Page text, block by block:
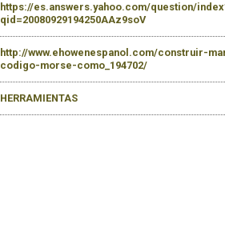
https://es.answers.yahoo.com/question/
qid=20080929194250AAz9soV
http://www.ehowenespanol.com/construir-
codigo-morse-como_194702/
HERRAMIENTAS